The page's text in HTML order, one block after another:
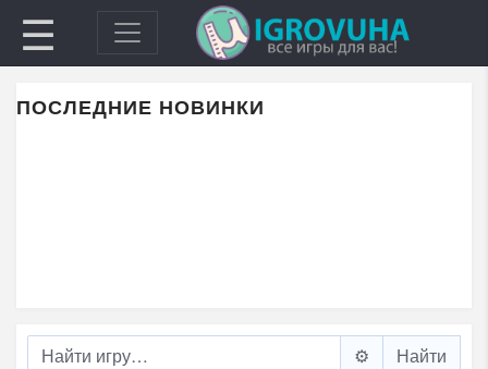
☰
ПОСЛЕДНИЕ НОВИНКИ
⚙️